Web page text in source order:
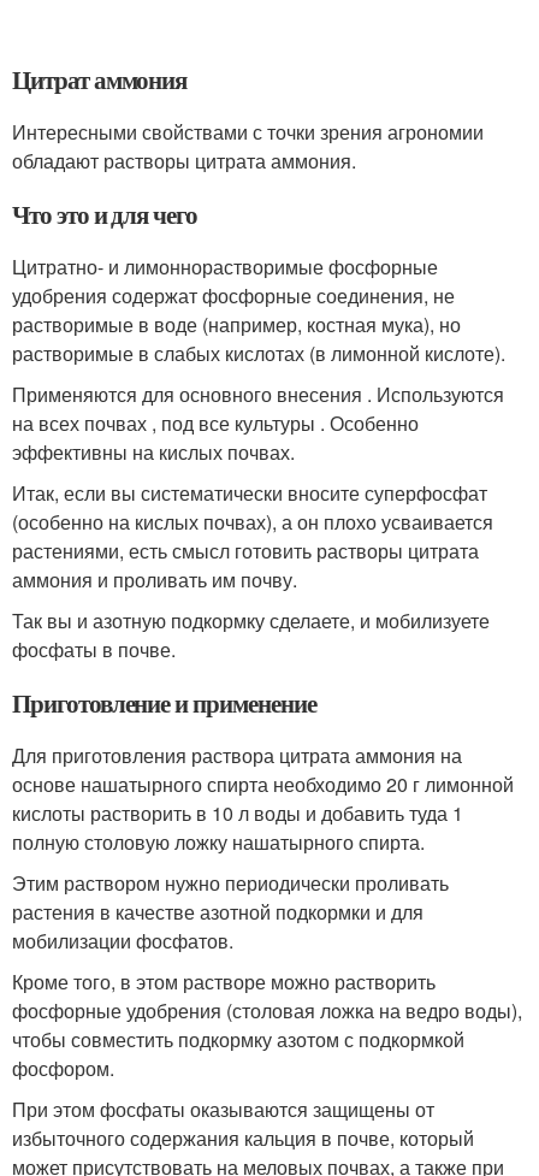
Цитрат аммония
Интересными свойствами с точки зрения агрономии
обладают растворы цитрата аммония.
Что это и для чего
Цитратно- и лимоннорастворимые фосфорные
удобрения содержат фосфорные соединения, не
растворимые в воде (например, костная мука), но
растворимые в слабых кислотах (в лимонной кислоте).
Применяются для основного внесения . Используются
на всех почвах , под все культуры . Особенно
эффективны на кислых почвах.
Итак, если вы систематически вносите суперфосфат
(особенно на кислых почвах), а он плохо усваивается
растениями, есть смысл готовить растворы цитрата
аммония и проливать им почву.
Так вы и азотную подкормку сделаете, и мобилизуете
фосфаты в почве.
Приготовление и применение
Для приготовления раствора цитрата аммония на
основе нашатырного спирта необходимо 20 г лимонной
кислоты растворить в 10 л воды и добавить туда 1
полную столовую ложку нашатырного спирта.
Этим раствором нужно периодически проливать
растения в качестве азотной подкормки и для
мобилизации фосфатов.
Кроме того, в этом растворе можно растворить
фосфорные удобрения (столовая ложка на ведро воды),
чтобы совместить подкормку азотом с подкормкой
фосфором.
При этом фосфаты оказываются защищены от
избыточного содержания кальция в почве, который
может присутствовать на меловых почвах, а также при